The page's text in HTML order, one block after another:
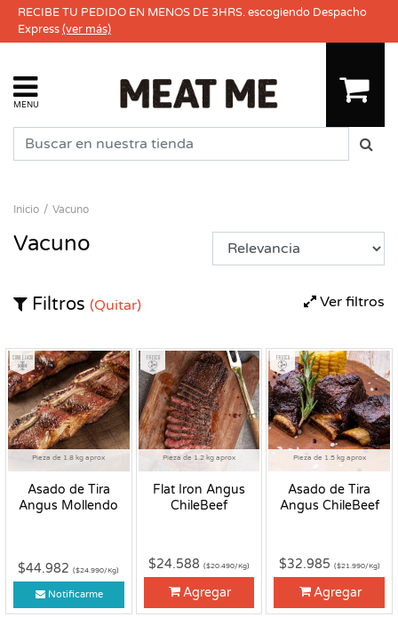
RECIBE TU PEDIDO EN MENOS DE 3HRS. escogiendo Despacho
Express(ver más)
MENU
Inicio Vacuno
Vacuno
Ver filtros
Filtros (Quitar)
Pieza de 1.8 kg aprox
Asado de Tira
Angus Mollendo
Congelado
$44.982($24.990/Kg)
Notificarme
Pieza de 1.2 kg aprox
Flat Iron Angus
ChileBeef
Fresco
$24.588 ($20.490/Kg)
Agregar
Pieza de 1.5 kg aprox
Asado de Tira
Angus ChileBeef
Fresco
$32.985 ($21.990/Kg)
Agregar